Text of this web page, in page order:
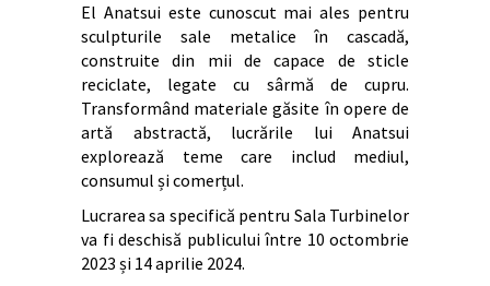
El Anatsui este cunoscut mai ales pentru
sculpturile sale metalice în cascadă,
construite din mii de capace de sticle
reciclate, legate cu sârmă de cupru.
Transformând materiale găsite în opere de
artă abstractă, lucrările lui Anatsui
explorează teme care includ mediul,
consumul și comerțul.
Lucrarea sa specifică pentru Sala Turbinelor
va fi deschisă publicului între 10 octombrie
2023 și 14 aprilie 2024.